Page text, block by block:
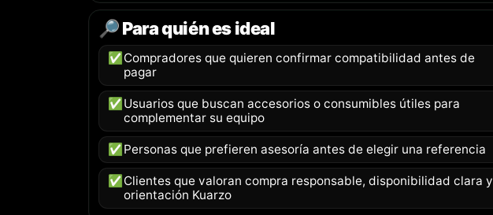
🔎 Para quién es ideal
✅ Compradores que quieren confirmar compatibilidad antes de
pagar
✅ Usuarios que buscan accesorios o consumibles útiles para
complementar su equipo
✅ Personas que prefieren asesoría antes de elegir una referencia
✅ Clientes que valoran compra responsable, disponibilidad clara y
orientación Kuarzo